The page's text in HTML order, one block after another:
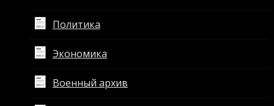
Политика
Экономика
Военный архив